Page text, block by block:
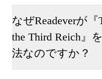
なぜReadeverが『
the Third Reich』
法なのですか？